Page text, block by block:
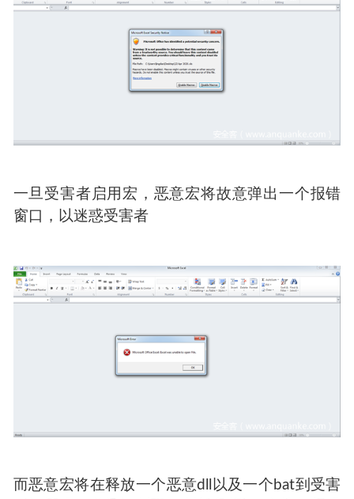
一旦受害者启用宏，恶意宏将故意弹出一个报错
窗口，以迷惑受害者
而恶意宏将在释放一个恶意dll以及一个bat到受害